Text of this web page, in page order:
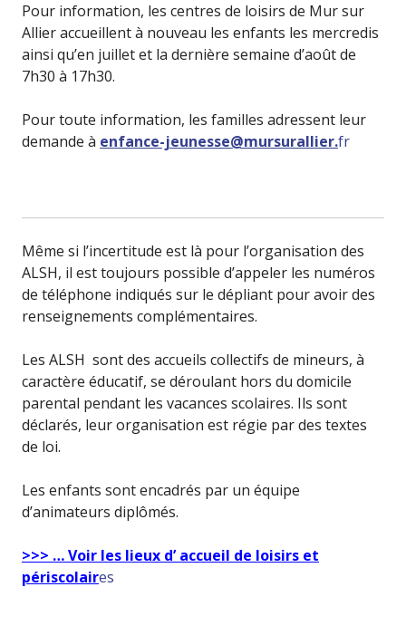
Pour information, les centres de loisirs de Mur sur
Allier accueillent à nouveau les enfants les mercredis
ainsi qu’en juillet et la dernière semaine d’août de
7h30 à 17h30.
Pour toute information, les familles adressent leur
demande à enfance-jeunesse@mursurallier.fr
Même si l’incertitude est là pour l’organisation des
ALSH, il est toujours possible d’appeler les numéros
de téléphone indiqués sur le dépliant pour avoir des
renseignements complémentaires.
Les ALSH sont des accueils collectifs de mineurs, à
caractère éducatif, se déroulant hors du domicile
parental pendant les vacances scolaires. Ils sont
déclarés, leur organisation est régie par des textes
de loi.
Les enfants sont encadrés par un équipe
d’animateurs diplômés.
>>> … Voir les lieux d’ accueil de loisirs et
périscolaires